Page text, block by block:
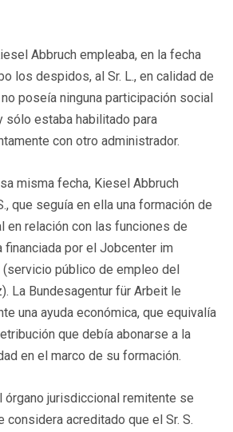
Abbruch empleaba, en la fecha
los despidos, al Sr. L., en calidad de
poseía ninguna participación social
sólo estaba habilitado para
con otro administrador.
misma fecha, Kiesel Abbruch
que seguía en ella una formación de
en relación con las funciones de
financiada por el Jobcenter im
público de empleo del
La Bundesagentur für Arbeit le
una ayuda económica, que equivalía
que debía abonarse a la
en el marco de su formación.
órgano jurisdiccional remitente se
acreditado que el Sr. S.